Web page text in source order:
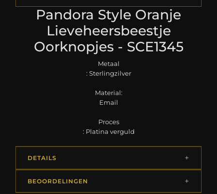
Pandora Style Oranje
Lieveheersbeestje
Oorknopjes - SCE1345
Metaal
: Sterlingzilver
Material:
Email
Proces
: Platina verguld
DETAILS
BEOORDELINGEN